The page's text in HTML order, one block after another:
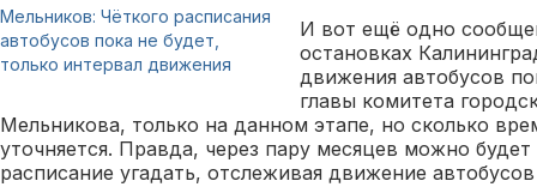
Мельников: Чёткого расписания
автобусов пока не будет,
только интервал движения
И вот ещё одно
остановках
движения автобусов
главы комитета
Мельникова, только на данном этапе, но сколько
уточняется. Правда, через пару месяцев можно
расписание угадать, отслеживая движение